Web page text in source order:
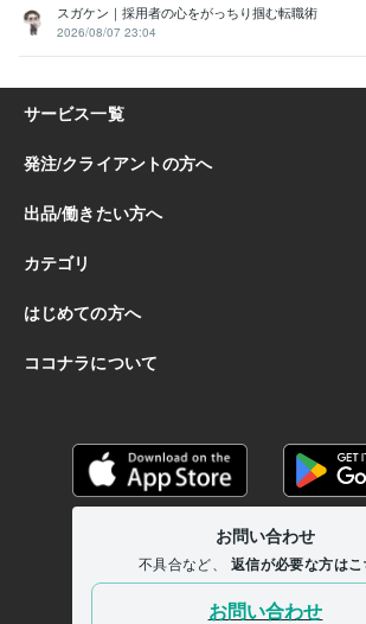
スガケン｜採用者の心をがっちり掴む転職術
2026/08/07 23:04